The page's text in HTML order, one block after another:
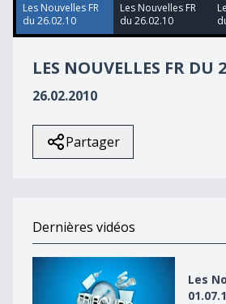
seconds
Les Nouvelles FR
du 26.02.10
Les Nouvelles FR
du 26.02.10
LES NOUVELLES FR DU
26.02.2010
Partager
Dernières vidéos
Les Nouvelles FR du 01.07.11
Les